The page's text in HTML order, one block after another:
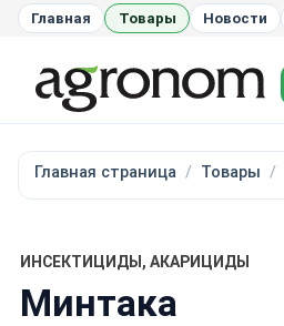
Главная Товары Новости
Главная страница Товары
ИНСЕКТИЦИДЫ, АКАРИЦИДЫ
Минтака